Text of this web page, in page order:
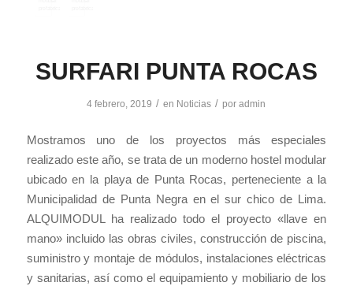
SURFARI PUNTA ROCAS
4 febrero, 2019 / en Noticias / poradmin
Mostramos uno de los proyectos más especiales
realizado este año, se trata de un moderno hostel modular
ubicado en la playa de Punta Rocas, perteneciente a la
Municipalidad de Punta Negra en el sur chico de Lima.
ALQUIMODUL ha realizado todo el proyecto «llave en
mano» incluido las obras civiles, construcción de piscina,
suministro y montaje de módulos, instalaciones eléctricas
y sanitarias, así como el equipamiento y mobiliario de los